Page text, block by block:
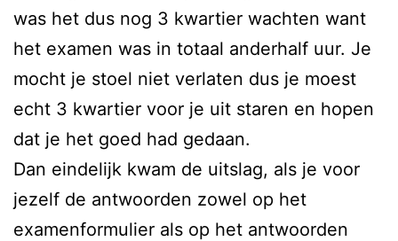
was het dus nog 3 kwartier wachten want
het examen was in totaal anderhalf uur. Je
mocht je stoel niet verlaten dus je moest
echt 3 kwartier voor je uit staren en hopen
dat je het goed had gedaan.
Dan eindelijk kwam de uitslag, als je voor
jezelf de antwoorden zowel op het
examenformulier als op het antwoorden